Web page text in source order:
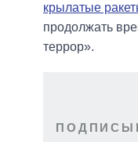
крылатые
продолжать
террор».